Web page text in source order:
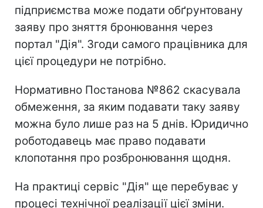
підприємства може подати обґрунтовану
заяву про зняття бронювання через
портал "Дія". Згоди самого працівника для
цієї процедури не потрібно.
Нормативно Постанова №862 скасувала
обмеження, за яким подавати таку заяву
можна було лише раз на 5 днів. Юридично
роботодавець має право подавати
клопотання про розбронювання щодня.
На практиці сервіс "Дія" ще перебуває у
процесі технічної реалізації цієї зміни.